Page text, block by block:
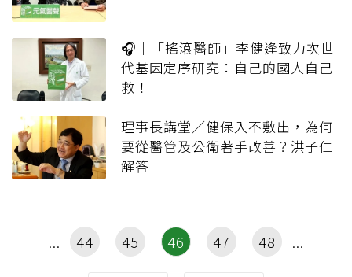
🎧｜「搖滾醫師」李健逢致力次世
代基因定序研究：自己的國人自己
救！
理事長講堂／健保入不敷出，為何
要從醫管及公衛著手改善？洪子仁
解答
44 45 46 47 48